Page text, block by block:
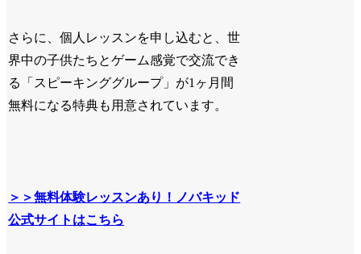
さらに、個人レッスンを申し込むと、世
界中の子供たちとゲーム感覚で交流でき
る「スピーキンググループ」が1ヶ月間
無料になる特典も用意されています。
＞＞無料体験レッスンあり！ノバキッド
公式サイトはこちら